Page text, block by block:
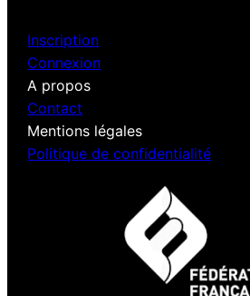
Inscription
Connexion
A propos
Contact
Mentions légales
Politique de confidentialité